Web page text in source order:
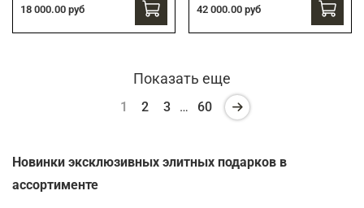
18 000.00 руб 42 000.00 руб
Показать еще
1 2 3 … 60
Новинки эксклюзивных элитных подарков в
ассортименте